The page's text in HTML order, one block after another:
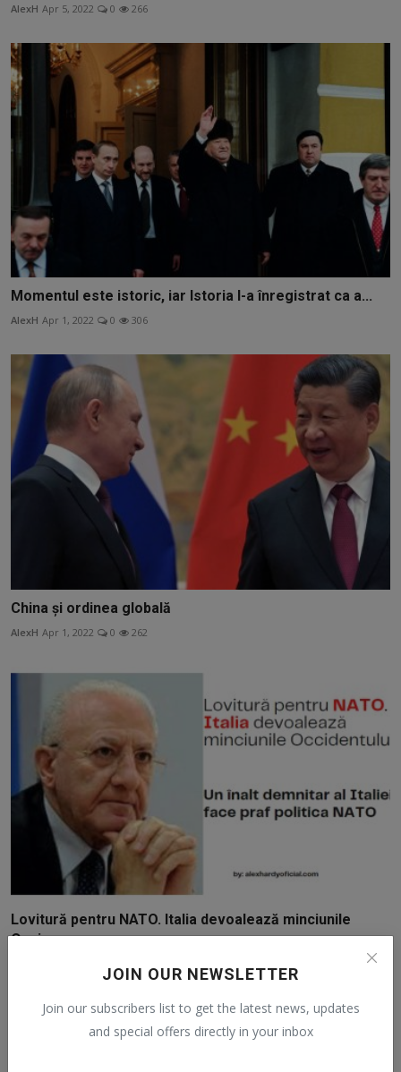
JOIN OUR NEWSLETTER
Join our subscribers list to get the latest news, updates
and special offers directly in your inbox
AlexH Apr 5, 2022 0 266
Momentul este istoric, iar Istoria l-a înregistrat ca a...
AlexH Apr 1, 2022 0 306
China și ordinea globală
AlexH Apr 1, 2022 0 262
Lovitură pentru NATO. Italia devoalează minciunile
Occi...